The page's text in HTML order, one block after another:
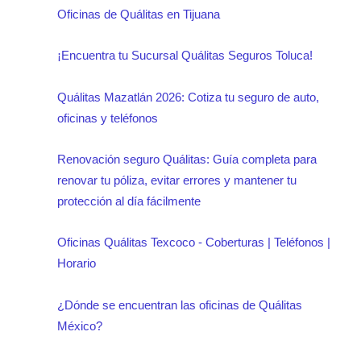
Oficinas de Quálitas en Tijuana
¡Encuentra tu Sucursal Quálitas Seguros Toluca!
Quálitas Mazatlán 2026: Cotiza tu seguro de auto,
oficinas y teléfonos
Renovación seguro Quálitas: Guía completa para
renovar tu póliza, evitar errores y mantener tu
protección al día fácilmente
Oficinas Quálitas Texcoco - Coberturas | Teléfonos |
Horario
¿Dónde se encuentran las oficinas de Quálitas
México?